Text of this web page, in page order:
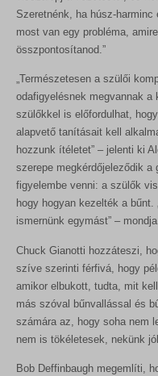
Szeretnénk, ha húsz-
most van egy probléma,
összpontosítanod.”
„Természetesen a szülői
odafigyelésnek megvannak
szülőkkel is előfordulhat,
alapvető tanításait kell
hozzunk ítéletet” – jelenti ki
szerepe megkérdőjeleződik a
figyelembe venni: a szülők
hogy hogyan kezelték a bűnt.
ismernünk egymást” –
Chuck Gianotti hozzáteszi,
szíve szerinti férfivá, hogy
amikor elbukott, tudta, mit
más szóval bűnvallással és
számára az, hogy soha nem
nem is tökéletesek, nekünk
Bob Deffinbaugh megemlíti,